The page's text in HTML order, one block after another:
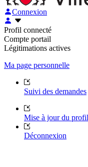
Connexion
Profil connecté
Compte portail
Légitimations actives
Ma page personnelle
Suivi des demandes
Mise à jour du profil
Déconnexion